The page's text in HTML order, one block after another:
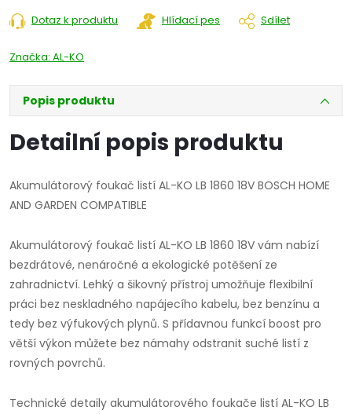
Dotaz k produktu Hlídací pes Sdílet
Značka: AL-KO
Popis produktu
Detailní popis produktu
Akumulátorový foukač listí AL-KO LB 1860 18V BOSCH HOME
AND GARDEN COMPATIBLE
Akumulátorový foukač listí AL-KO LB 1860 18V vám nabízí
bezdrátové, nenáročné a ekologické potěšení ze
zahradnictví. Lehký a šikovný přístroj umožňuje flexibilní
práci bez neskladného napájecího kabelu, bez benzínu a
tedy bez výfukových plynů. S přídavnou funkcí boost pro
větší výkon můžete bez námahy odstranit suché listí z
rovných povrchů.
Technické detaily akumulátorového foukače listí AL-KO LB